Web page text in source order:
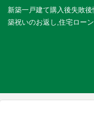
新築一戸建て購入後失敗
築祝いのお返し,住宅ロー